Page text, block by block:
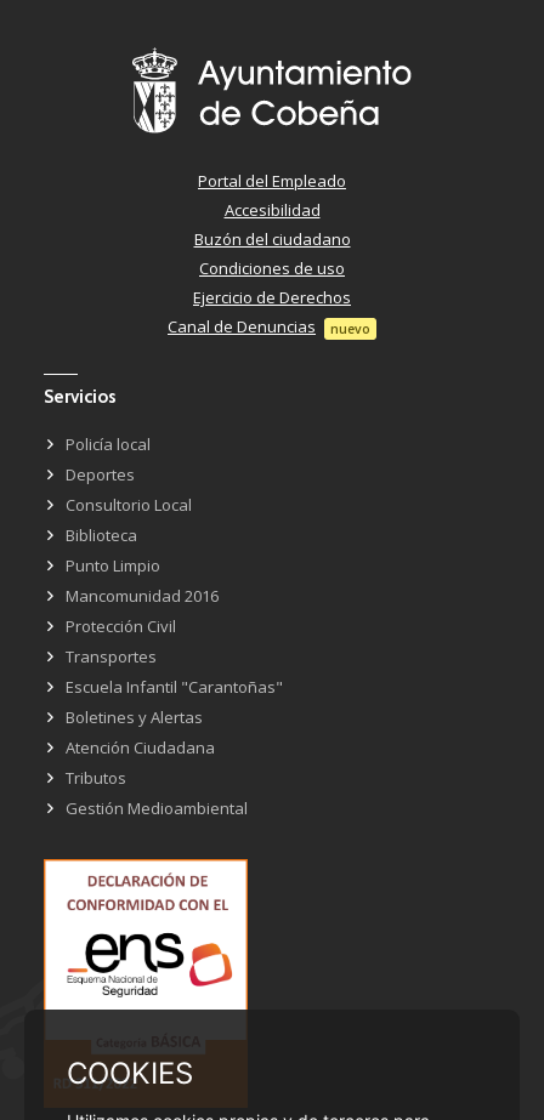
COOKIES
Portal del Empleado
Accesibilidad
Buzón del ciudadano
Condiciones de uso
Ejercicio de Derechos
Canal de Denuncias
nuevo
Servicios
Policía local
Deportes
Consultorio Local
Biblioteca
Punto Limpio
Mancomunidad 2016
Protección Civil
Transportes
Escuela Infantil "Carantoñas"
Boletines y Alertas
Atención Ciudadana
Tributos
Gestión Medioambiental